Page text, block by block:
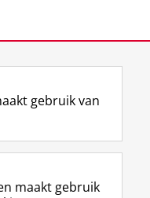
L
i
k
R
S
-
I
n
t
Y
o
T
gebruik van
maakt gebruik